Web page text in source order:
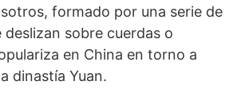
formado por una serie de
deslizan sobre cuerdas o
en China en torno a
dinastía Yuan.